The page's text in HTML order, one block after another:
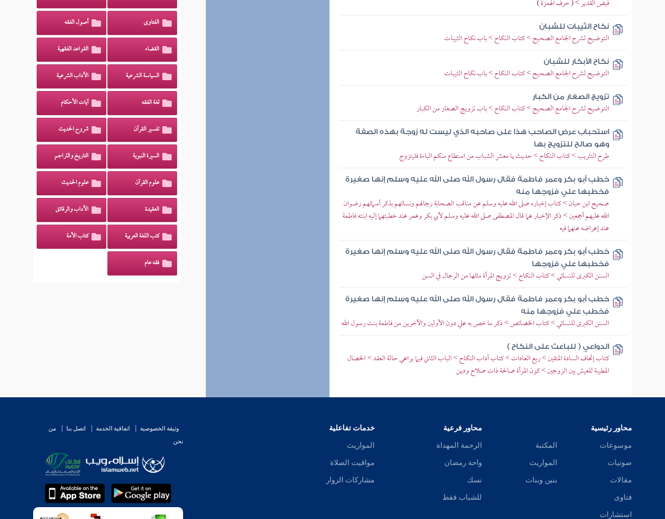
فيض القدير > ( حرف الهمزة )
نكاح الثيبات للشبان
التوضيح لشرح الجامع الصحيح > كتاب النكاح > باب نكاح الثيبات
نكاح الأبكار للشبان
التوضيح لشرح الجامع الصحيح > كتاب النكاح > باب نكاح الثيبات
تزويج الصغار من الكبار
التوضيح لشرح الجامع الصحيح > كتاب النكاح > باب تزويج الصغار من الكبار
استحباب عرض الصاحب هذا على صاحبه الذي ليست له زوجة بهذه الصفة
وهو صالح للتزويج بها
طرح التثريب > كتاب النكاح > حديث يا معشر الشباب من استطاع منكم الباءة فليتزوج
خطب أبو بكر وعمر فاطمة فقال رسول الله صلى الله عليه وسلم إنها صغيرة
فخطبها علي فزوجها منه
صحيح ابن حبان > كتاب إخباره صلى الله عليه وسلم عن مناقب الصحابة رجالهم ونسائهم بذكر أسمائهم رضوان
الله عليهم أجمعين > ذكر الإخبار عما قال المصطفى صلى الله عليه وسلم لأبي بكر وعمر عند خطبتهما إليه ابنته فاطمة
عند إعراضه عنهما فيه
خطب أبو بكر وعمر فاطمة فقال رسول الله صلى الله عليه وسلم إنها صغيرة
فخطبها علي فزوجها
السنن الكبرى للنسائي > كتاب النكاح > تزويج المرأة مثلها من الرجال في السن
خطب أبو بكر وعمر فاطمة فقال رسول الله صلى الله عليه وسلم إنها صغيرة
فخطب علي فزوجها منه
السنن الكبرى للنسائي > كتاب الخصائص > ذكر ما خص به علي دون الأولين والآخرين من فاطمة بنت رسول الله
الدواعي ( للباعث على النكاح )
كتاب إتحاف السادة المتقين > ربع العادات > كتاب آداب النكاح > الباب الثاني فيما يراعي حالة العقد > الخصال
المطيبة للعيش بين الزوجين > كون المرأة صالحة ذات صلاح ودين
الفتاوى أصول الفقه
القضاء القواعد الفقهية
السياسة الشرعية الآداب الشرعية
لغة الفقه آيات الأحكام
تفسير القرآن شروح الحديث
السيرة النبوية التاريخ والتراجم
علوم القرآن علوم الحديث
العقيدة الآداب والرقائق
كتب اللغة العربية كتاب الأمة
فقه عام
محاور رئيسية
موسوعات
صوتيات
مقالات
فتاوى
استشارات
المكتبة
المواريث
بنين وبنات
محاور فرعية
الرحمة المهداة
واحة رمضان
نسك
للشباب فقط
خدمات تفاعلية
المواريث
مواقيت الصلاة
مشاركات الزوار
وثيقة الخصوصية اتفاقية الخدمة اتصل بنا
من
نحن